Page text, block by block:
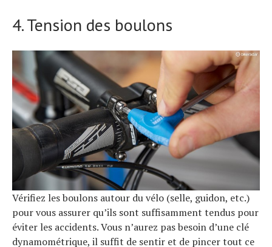
4. Tension des boulons
Vérifiez les boulons autour du vélo (selle, guidon, etc.)
pour vous assurer qu’ils sont suffisamment tendus pour
éviter les accidents. Vous n’aurez pas besoin d’une clé
dynamométrique, il suffit de sentir et de pincer tout ce